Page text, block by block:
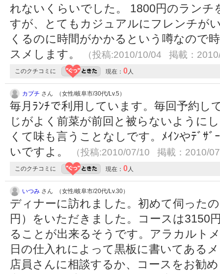
れないくらいでした。 1800円のラン
すが、とてもカジュアルにフレンチが
くるのに時間がかかるという噂なので
スメします。
（投稿:2010/10/04 掲載：
このクチコミに 現在： 0人
カプチ さん （女性/岐阜市/30代/Lv.5）
毎月ﾗﾝﾁで利用しています。毎回予約し
じがよく前菜が前回と被らないように
くて味も言うことなしです。ﾒｲﾝやﾃﾞｻ
いですよ。
（投稿:2010/07/10 掲載：2010/
このクチコミに 現在： 0人
いつみ さん （女性/岐阜市/20代/Lv.30）
ディナーに訪れました。初めて伺った
円）をいただきました。コースは3150
ることが出来るそうです。アラカルト
日の仕入れによって黒板に書いてある
店員さんに相談するか、コースをお勧